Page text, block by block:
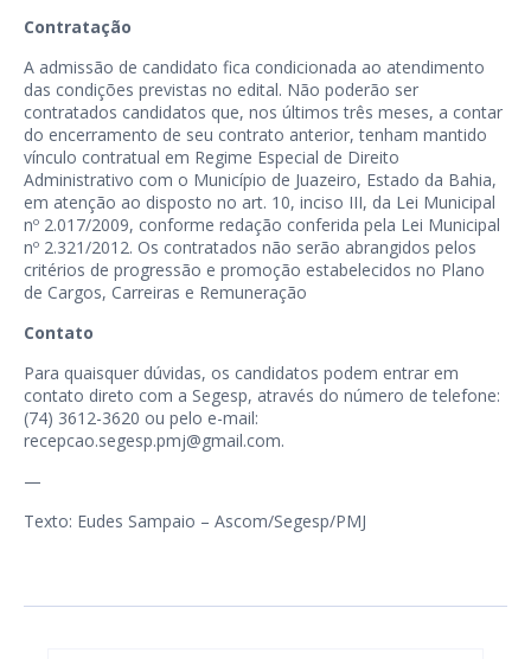
Contratação
A admissão de candidato fica condicionada ao atendimento
das condições previstas no edital. Não poderão ser
contratados candidatos que, nos últimos três meses, a contar
do encerramento de seu contrato anterior, tenham mantido
vínculo contratual em Regime Especial de Direito
Administrativo com o Município de Juazeiro, Estado da Bahia,
em atenção ao disposto no art. 10, inciso III, da Lei Municipal
nº 2.017/2009, conforme redação conferida pela Lei Municipal
nº 2.321/2012. Os contratados não serão abrangidos pelos
critérios de progressão e promoção estabelecidos no Plano
de Cargos, Carreiras e Remuneração
Contato
Para quaisquer dúvidas, os candidatos podem entrar em
contato direto com a Segesp, através do número de telefone:
(74) 3612-3620 ou pelo e-mail:
recepcao.segesp.pmj@gmail.com.
—
Texto: Eudes Sampaio – Ascom/Segesp/PMJ